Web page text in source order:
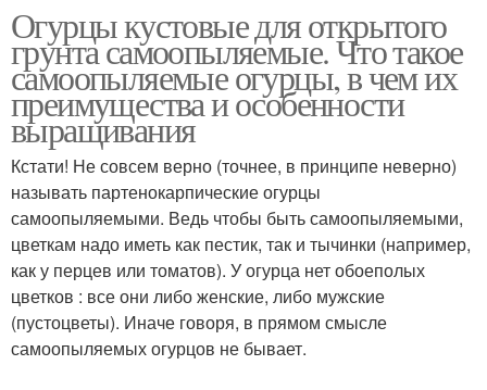
Огурцы кустовые для открытого
грунта самоопыляемые. Что такое
самоопыляемые огурцы, в чем их
преимущества и особенности
выращивания
Кстати! Не совсем верно (точнее, в принципе неверно)
называть партенокарпические огурцы
самоопыляемыми. Ведь чтобы быть самоопыляемыми,
цветкам надо иметь как пестик, так и тычинки (например,
как у перцев или томатов). У огурца нет обоеполых
цветков : все они либо женские, либо мужские
(пустоцветы). Иначе говоря, в прямом смысле
самоопыляемых огурцов не бывает.